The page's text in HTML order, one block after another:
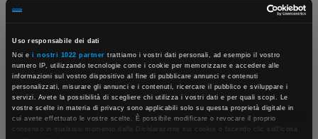
Uso responsabile dei dati
Noi ei nostri 1022 partner trattiamo i vostri dati personali, ad esempio il vostro
numero IP, utilizzando tecnologie come i cookie per memorizzare e accedere alle
informazioni sul vostro dispositivo al fine di pubblicare annunci e contenuti
personalizzati, misurare gli annunci e i contenuti, ricercare il pubblico e sviluppare i
servizi. Avete la possibilità di scegliere chi utilizza i vostri dati e per quali scopi. Le
vostre scelte in materia di privacy sono applicabili solo su questa proprietà digitale in
cui avete effettuato le vostre scelte. È possibile modificare o revocare il proprio
consenso in qualsiasi momento dalla Dichiarazione sui cookie o facendo clic sull'icona
×
Contattaci
Parla con il customer care dedicato
Fissa una consulenza
Ti affiancheremo passo dopo passo